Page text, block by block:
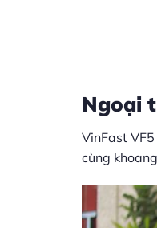
Ngoại
VinFast
cùng